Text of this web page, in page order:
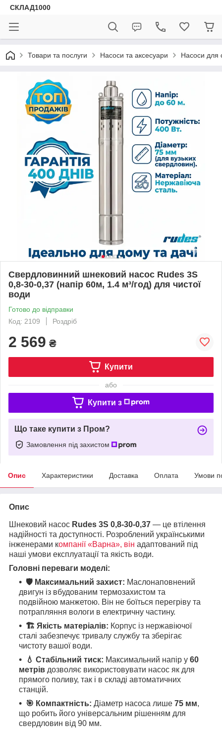
СКЛАД1000
Товари та послуги Насоси та аксесуари Насоси для
Свердловинний шнековий насос Rudes 3S
0,8-30-0,37 (напір 60м, 1.4 м³/год) для чистої
води
Готово до відправки
Код: 2109
Роздріб
2 569 ₴
Купити
або
Купити з
Що таке купити з Пром?
Замовлення під захистом
Опис Характеристики Доставка Оплата Умови
Опис
Шнековий насос Rudes 3S 0,8-30-0,37 — це втілення
надійності та доступності. Розроблений українськими
інженерами компанії «Варна», він адаптований під
наші умови експлуатації та якість води.
Головні переваги моделі:
🛡️ Максимальний захист: Маслонаповнений
двигун із вбудованим термозахистом та
подвійною манжетою. Він не боїться перегріву та
потрапляння вологи в електричну частину.
🏗️ Якість матеріалів: Корпус із нержавіючої
сталі забезпечує тривалу службу та зберігає
чистоту вашої води.
💧 Стабільний тиск: Максимальний напір у 60
метрів дозволяє використовувати насос як для
прямого поливу, так і в складі автоматичних
станцій.
🎯 Компактність: Діаметр насоса лише 75 мм,
що робить його універсальним рішенням для
свердловин від 90 мм.